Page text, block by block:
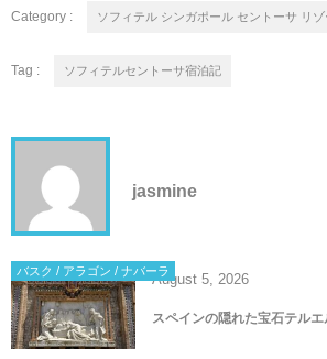
Category : ソフィテル シンガポール セントーサ リ
Tag : ソフィテルセントーサ宿泊記
jasmine
バスク / アラゴン / ナバーラAugust 5 2026
スペインの隠れた宝石テル